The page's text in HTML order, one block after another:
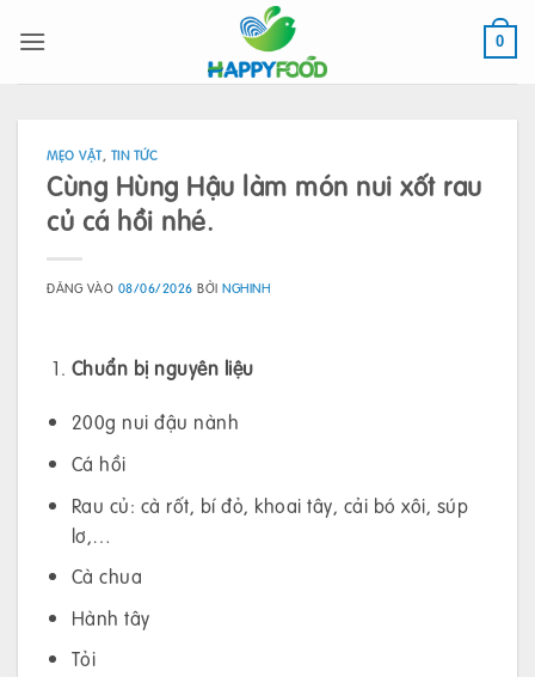
qua
0
MẸO VẶT, TIN TỨC
Cùng Hùng Hậu làm món nui xốt rau
củ cá hồi nhé.
ĐĂNG VÀO 08/06/2026 BỞINGHINH
Chuẩn bị nguyên liệu
200g nui đậu nành
Cá hồi
Rau củ: cà rốt, bí đỏ, khoai tây, cải bó xôi, súp
lơ,…
Cà chua
Hành tây
Tỏi